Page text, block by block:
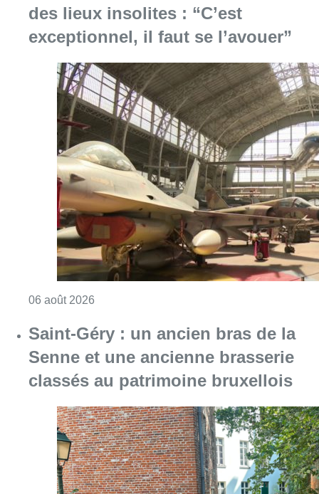
des lieux insolites : “C’est
exceptionnel, il faut se l’avouer”
06 août 2026
Saint-Géry : un ancien bras de la
Senne et une ancienne brasserie
classés au patrimoine bruxellois